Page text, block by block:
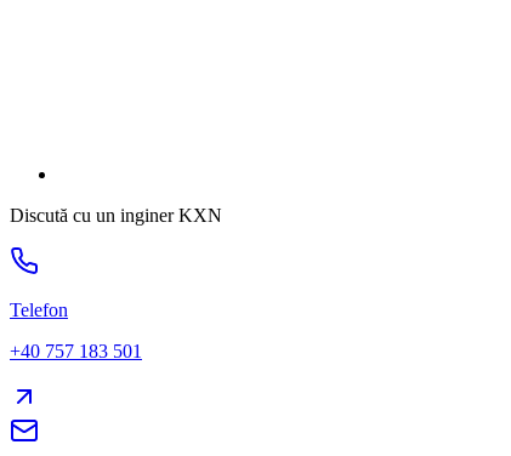
Discută cu un inginer KXN
Telefon
+40 757 183 501